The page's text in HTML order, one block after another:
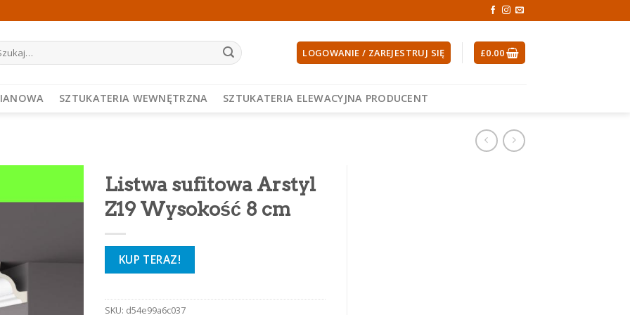
LOGOWANIE / ZAREJESTRUJ SIĘ £0.00
SZTUKATERIA WEWNĘTRZNA SZTUKATERIA ELEWACYJNA PRODUCENT
Listwa sufitowa Arstyl
Z19 Wysokość 8 cm
KUP TERAZ!
SKU: d54e99a6c037